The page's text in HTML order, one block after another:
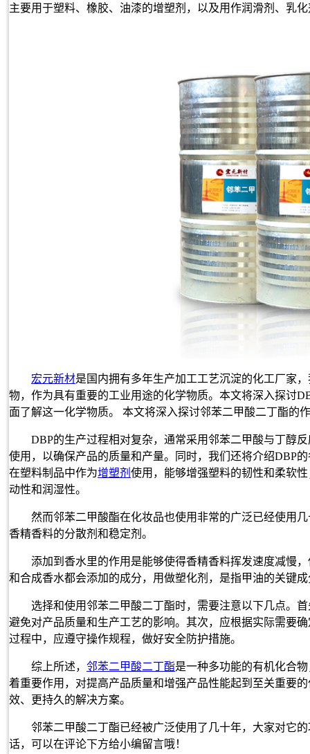
主要用于塑料、橡胶、油漆的增塑剂，以及用作润滑剂、乳
宏元新材是国内拥有多年生产加工工艺沉淀的化工厂家
物，作为具有重要的工业用途的化学物质。本文将深入探讨
面了解这一化学物质。 本文将深入探讨邻苯二甲酸二丁酯的
DBP的生产过程相对复杂，通常采用邻苯二甲酸与丁醇
使用，以确保产品的质量和产量。同时，我们还将介绍DBP
在塑料制品中作为增塑剂 使用，能够增强塑料的韧性和柔软
动性和润湿性。
然而邻苯二甲酸酯在化妆品也使用非常的广泛已经使用
香精香料的分散剂和稳定剂。
添加到香水里的作用是能够使得香精香料挥发速度减慢
和合成香水都会添加的成分，用做塑化剂，是指甲油的关键
选择和使用邻苯二甲酸二丁酯时，需要注意以下几点。
避免对产品质量和生产工艺的影响。其次，应根据实际需要
过程中，应遵守操作规程，做好安全防护措施。
综上所述， 邻苯二甲酸二丁酯是一种多功能的有机化合
着重要作用，对提高产品质量和增强产品性能起到至关重要
效、更持久的解决方案。
邻苯二甲酸二丁酯已经被广泛使用了几十年，大家对它
话，可以在评论下方给小编留言哦！